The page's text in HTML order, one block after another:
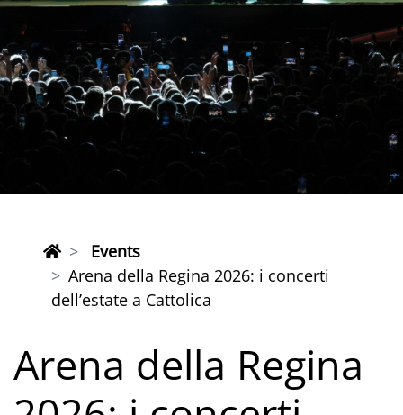
Events
Arena della Regina 2026: i concerti
dell’estate a Cattolica
Arena della Regina